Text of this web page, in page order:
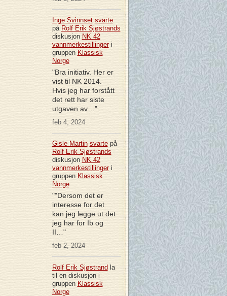
Inge Svinnset svarte
på Rolf Erik Sjøstrands
diskusjon NK 42
vannmerkestillingeri
gruppen Klassisk
Norge
"Bra initiativ. Her er
vist til NK 2014.
Hvis jeg har forstått
det rett har siste
utgaven av…"
feb 4, 2024
Gisle Martin svartepå
Rolf Erik Sjøstrands
diskusjon NK 42
vannmerkestillingeri
gruppen Klassisk
Norge
""Dersom det er
interesse for det
kan jeg legge ut det
jeg har for Ib og
II…"
feb 2, 2024
Rolf Erik Sjøstrand la
til en diskusjon i
gruppen Klassisk
Norge